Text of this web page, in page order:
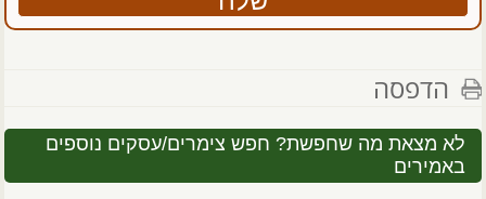
הדפסה
לא מצאת מה שחפשת? חפש צימרים/עסקים נוספים
באמירים